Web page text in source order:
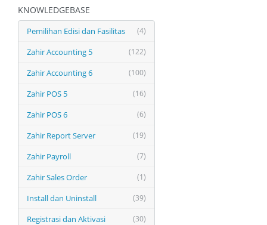
KNOWLEDGEBASE
(4)
Pemilihan Edisi dan Fasilitas
(122)
Zahir Accounting 5
(100)
Zahir Accounting 6
(16)
Zahir POS 5
(6)
Zahir POS 6
(19)
Zahir Report Server
(7)
Zahir Payroll
(1)
Zahir Sales Order
(39)
Install dan Uninstall
(30)
Registrasi dan Aktivasi